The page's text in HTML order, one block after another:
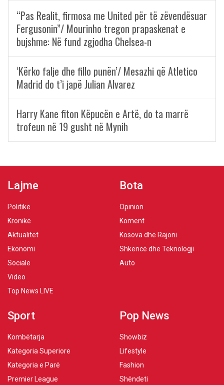
“Pas Realit, firmosa me United për të zëvendësuar
Fergusonin”/ Mourinho tregon prapaskenat e
bujshme: Në fund zgjodha Chelsea-n
‘Kërko falje dhe fillo punën’/ Mesazhi që Atletico
Madrid do t’i japë Julian Alvarez
Harry Kane fiton Këpucën e Artë, do ta marrë
trofeun në 19 gusht në Mynih
Lajme
Politikë
Kronikë
Aktualitet
Ekonomi
Sociale
Video
Top News LIVE
Bota
Opinion
Koment
Kosova dhe Rajoni
Shkencë dhe Teknologji
Auto
Sport
Kombëtarja
Kategoria Superiore
Kategoria e Parë
Premier League
Pop News
Showbiz
Lifestyle
Fashion
Shëndeti